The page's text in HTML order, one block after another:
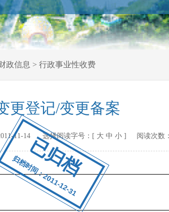
已归档
归档时间：2011-12-31
政信息 > 行政事业性收费
更登记/变更备案
11-14 选择阅读字号：[ 大 中 小 ] 阅读次数